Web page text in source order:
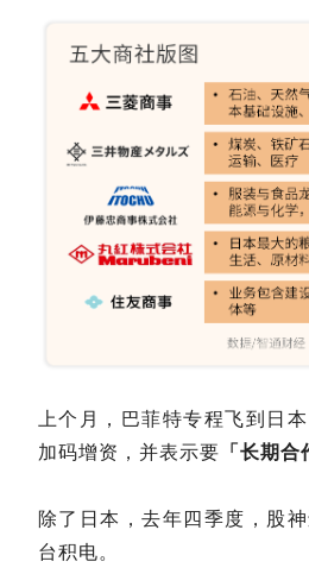
上个月，巴菲特专程飞到日
加码增资，并表示要 「长期合
除了日本，去年四季度，股
台积电。